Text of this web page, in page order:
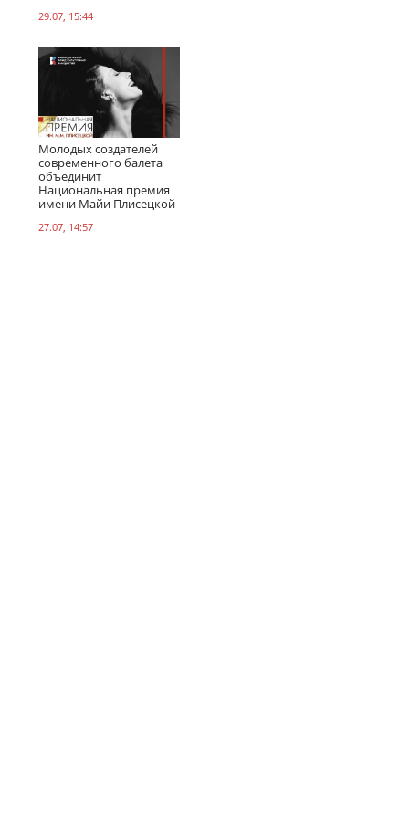
29.07, 15:44
Молодых создателей
современного балета
объединит
Национальная премия
имени Майи Плисецкой
27.07, 14:57